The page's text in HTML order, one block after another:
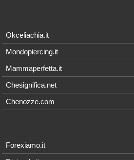
Okceliachia.it
Mondopiercing.it
Mammaperfetta.it
Chesignifica.net
Chenozze.com
Forexiamo.it